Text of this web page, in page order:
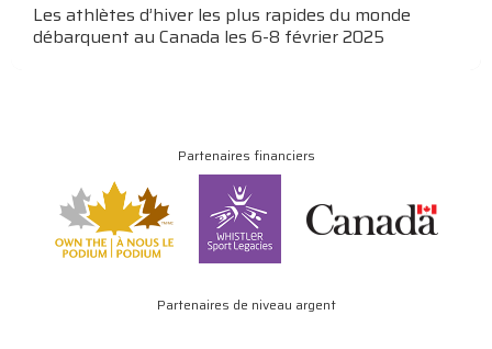
Les athlètes d’hiver les plus rapides du monde
débarquent au Canada les 6-8 février 2025
Partenaires financiers
Partenaires de niveau argent